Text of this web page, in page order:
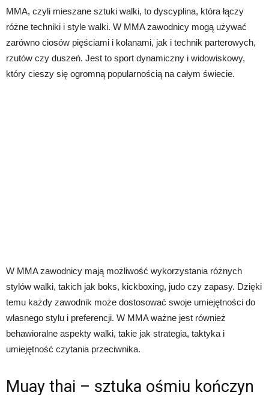
MMA, czyli mieszane sztuki walki, to dyscyplina, która łączy
różne techniki i style walki. W MMA zawodnicy mogą używać
zarówno ciosów pięściami i kolanami, jak i technik parterowych,
rzutów czy duszeń. Jest to sport dynamiczny i widowiskowy,
który cieszy się ogromną popularnością na całym świecie.
W MMA zawodnicy mają możliwość wykorzystania różnych
stylów walki, takich jak boks, kickboxing, judo czy zapasy. Dzięki
temu każdy zawodnik może dostosować swoje umiejętności do
własnego stylu i preferencji. W MMA ważne jest również
behawioralne aspekty walki, takie jak strategia, taktyka i
umiejętność czytania przeciwnika.
Muay thai – sztuka ośmiu kończyn